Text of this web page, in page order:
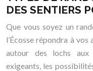
DES SENTIERS
Que vous soyez un
l’Écosse répondra à
autour des lochs aux
exigeants, les